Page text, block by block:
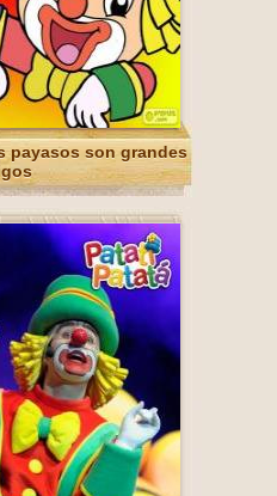
payasos son grandes